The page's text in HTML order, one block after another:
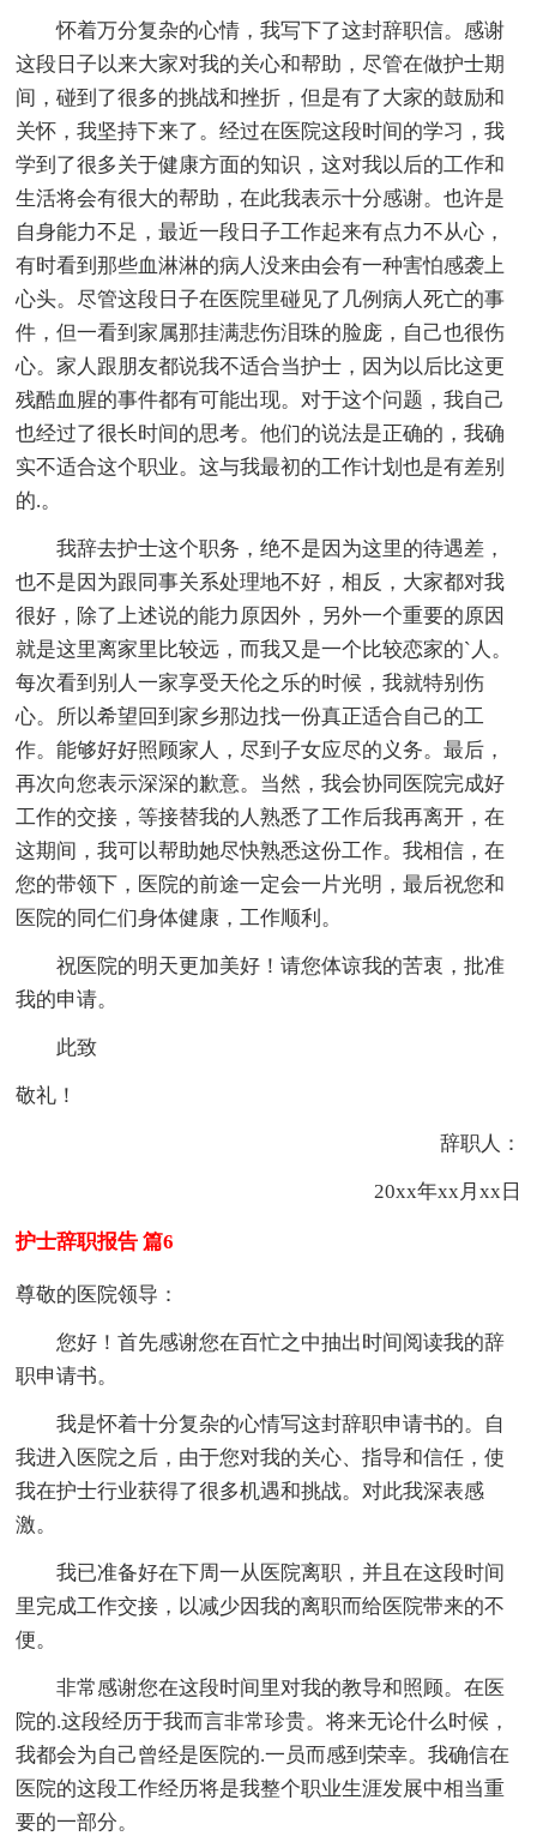
怀着万分复杂的心情，我写下了这封辞职信。感谢
这段日子以来大家对我的关心和帮助，尽管在做护士期
间，碰到了很多的挑战和挫折，但是有了大家的鼓励和
关怀，我坚持下来了。经过在医院这段时间的学习，我
学到了很多关于健康方面的知识，这对我以后的工作和
生活将会有很大的帮助，在此我表示十分感谢。也许是
自身能力不足，最近一段日子工作起来有点力不从心，
有时看到那些血淋淋的病人没来由会有一种害怕感袭上
心头。尽管这段日子在医院里碰见了几例病人死亡的事
件，但一看到家属那挂满悲伤泪珠的脸庞，自己也很伤
心。家人跟朋友都说我不适合当护士，因为以后比这更
残酷血腥的事件都有可能出现。对于这个问题，我自己
也经过了很长时间的思考。他们的说法是正确的，我确
实不适合这个职业。这与我最初的工作计划也是有差别
的.。
我辞去护士这个职务，绝不是因为这里的待遇差，
也不是因为跟同事关系处理地不好，相反，大家都对我
很好，除了上述说的能力原因外，另外一个重要的原因
就是这里离家里比较远，而我又是一个比较恋家的`人。
每次看到别人一家享受天伦之乐的时候，我就特别伤
心。所以希望回到家乡那边找一份真正适合自己的工
作。能够好好照顾家人，尽到子女应尽的义务。最后，
再次向您表示深深的歉意。当然，我会协同医院完成好
工作的交接，等接替我的人熟悉了工作后我再离开，在
这期间，我可以帮助她尽快熟悉这份工作。我相信，在
您的带领下，医院的前途一定会一片光明，最后祝您和
医院的同仁们身体健康，工作顺利。
祝医院的明天更加美好！请您体谅我的苦衷，批准
我的申请。
此致
敬礼！
辞职人：
20xx年xx月xx日
护士辞职报告 篇6
尊敬的医院领导：
您好！首先感谢您在百忙之中抽出时间阅读我的辞
职申请书。
我是怀着十分复杂的心情写这封辞职申请书的。自
我进入医院之后，由于您对我的关心、指导和信任，使
我在护士行业获得了很多机遇和挑战。对此我深表感
激。
我已准备好在下周一从医院离职，并且在这段时间
里完成工作交接，以减少因我的离职而给医院带来的不
便。
非常感谢您在这段时间里对我的教导和照顾。在医
院的.这段经历于我而言非常珍贵。将来无论什么时候，
我都会为自己曾经是医院的.一员而感到荣幸。我确信在
医院的这段工作经历将是我整个职业生涯发展中相当重
要的一部分。